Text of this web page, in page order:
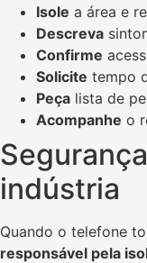
Isole a área e
Descreva
Confirme
Solicite tempo
Peça lista de
Acompanhe o
indústria
Quando o telefone
responsável pela